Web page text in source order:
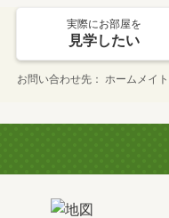
実際にお部屋を
見学したい
お問い合わせ先 ホームメイ